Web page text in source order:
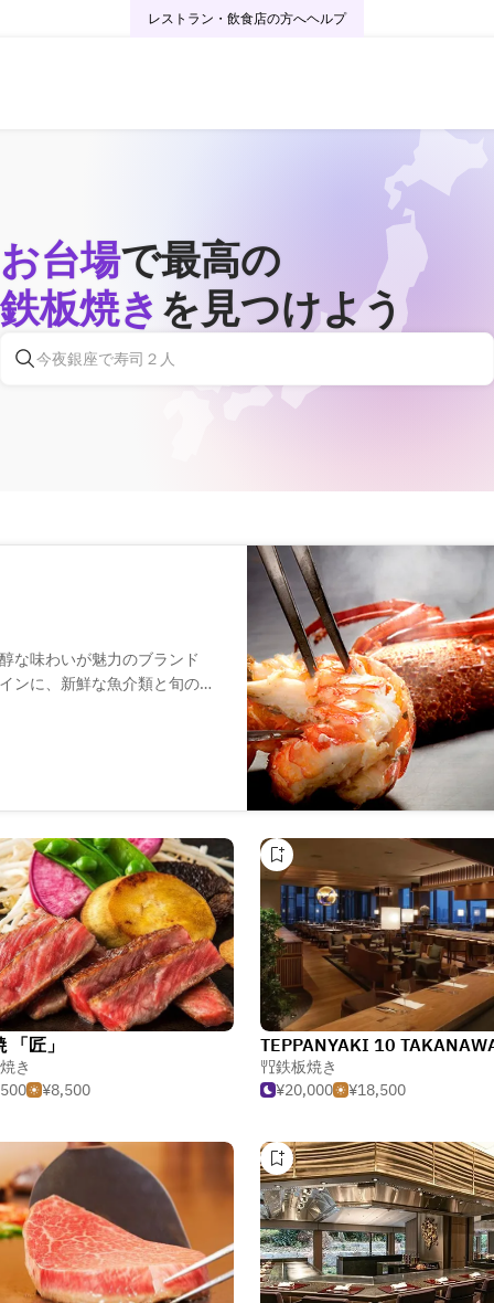
レストラン・飲食店の方へヘルプ
お台場で最高の
鉄板焼き を見つけよう
な味わいが魅力のブランド
ンに、新鮮な魚介類と旬の食
「匠」
き
¥8,500
TEPPANYAKI 10
鉄板焼き
¥20,000
¥18,500